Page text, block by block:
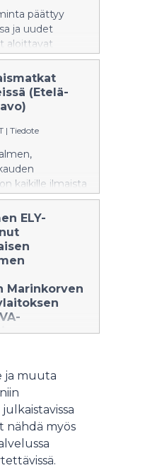
päättyy
ja uudet
aloittavat
Suurin osa ELY-
siirtyy
Löydät
(Etelä-
| Tiedote
kaikille ilmaista
ELY-
Marinkorven
on
Varsinais-
koskee
ja muuta
nähdä myös